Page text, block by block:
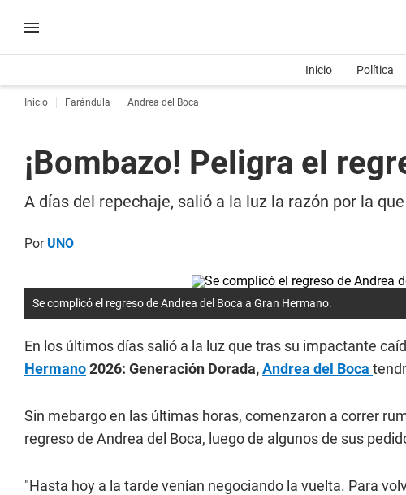
Inicio Política
Inicio Farándula Andrea del Boca
¡Bombazo! Peligra el
A días del repechaje, salió a la luz la razón por la
PorUNO
Se complicó el regreso de Andrea del Boca a Gran Hermano.
En los últimos días salió a la luz que tras su impactante
Hermano2026: Generación Dorada,Andrea del Boca
Sin mebargo en las últimas horas, comenzaron a correr
regreso de Andrea del Boca, luego de algunos de sus
"Hasta hoy a la tarde venían negociando la vuelta. Para